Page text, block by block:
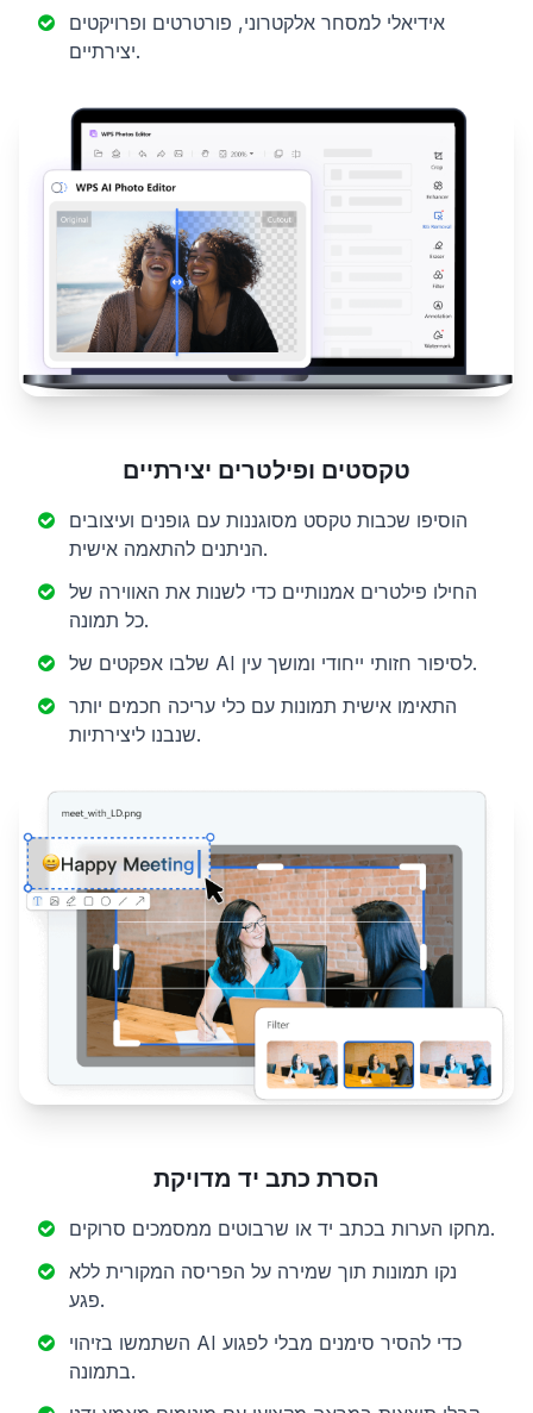
אידיאלי למסחר אלקטרוני, פורטרטים ופרויקטים
יצירתיים.
טקסטים ופילטרים יצירתיים
הוסיפו שכבות טקסט מסוגננות עם גופנים ועיצובים
הניתנים להתאמה אישית.
החילו פילטרים אמנותיים כדי לשנות את האווירה של
כל תמונה.
שלבו אפקטים של AI לסיפור חזותי ייחודי ומושך עין.
התאימו אישית תמונות עם כלי עריכה חכמים יותר
שנבנו ליצירתיות.
הסרת כתב יד מדויקת
מחקו הערות בכתב יד או שרבוטים ממסמכים סרוקים.
נקו תמונות תוך שמירה על הפריסה המקורית ללא
פגע.
השתמשו בזיהוי AI כדי להסיר סימנים מבלי לפגוע
בתמונה.